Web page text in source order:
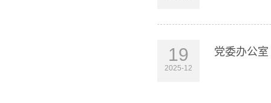
19
2025-12
党委办公